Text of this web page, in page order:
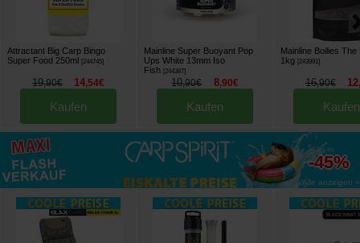
Attractant Big Carp Bingo
Super Food 250ml
[244745]
19,90€ 14,54€
Kaufen
Mainline Super Buoyant Pop
Ups White 13mm Iso
Fish [244387]
10,90€ 8,90€
Kaufen
Mainline Boilies
1kg [243991]
16,90€ 12
Kaufen
bis zu
-45%
Alle anzeigen »